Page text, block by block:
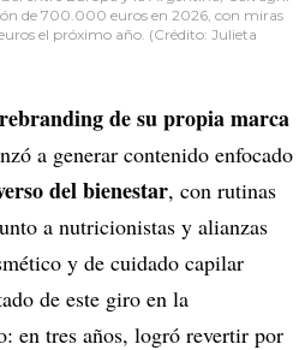
de 700.000 euros en 2026, con miras
el próximo año. (Crédito: Julieta
rebranding de su propia marca
a generar contenido enfocado
del bienestar, con rutinas
a nutricionistas y alianzas
y de cuidado capilar
de este giro en la
en tres años, logró revertir por